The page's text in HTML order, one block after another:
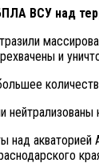
ВСУ над
и
акваторией